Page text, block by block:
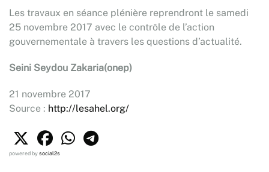
Les travaux en séance plénière reprendront le samedi
25 novembre 2017 avec le contrôle de l’action
gouvernementale à travers les questions d’actualité.
Seini Seydou Zakaria(onep)
21 novembre 2017
Source : http://lesahel.org/
powered bysocial2s